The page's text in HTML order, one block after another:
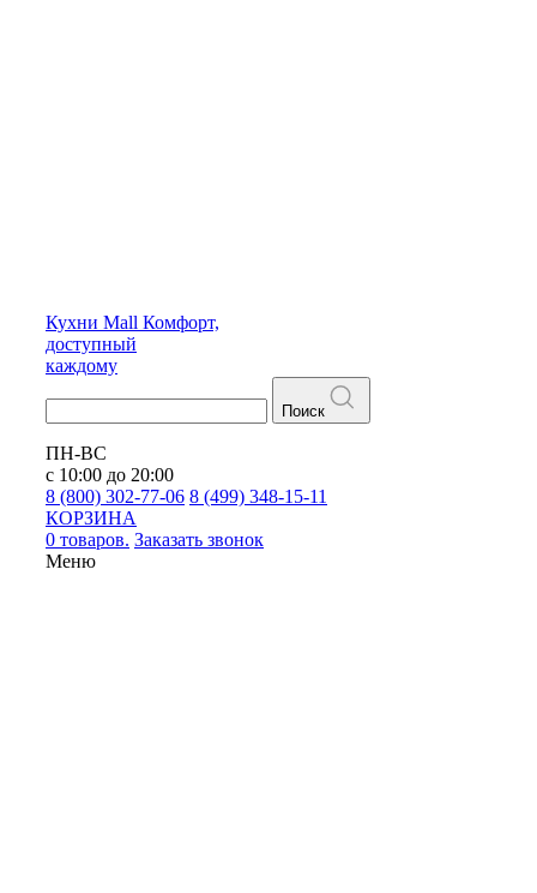
Кухни Mall Комфорт,
доступный
каждому
Поиск
ПН-ВС
с 10:00 до 20:00
8 (800) 302-77-06 8 (499) 348-15-11
КОРЗИНА
0 товаров. Заказать звонок
Меню